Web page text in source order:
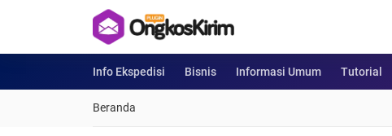
Info Ekspedisi Bisnis Informasi Umum Tutorial
Beranda